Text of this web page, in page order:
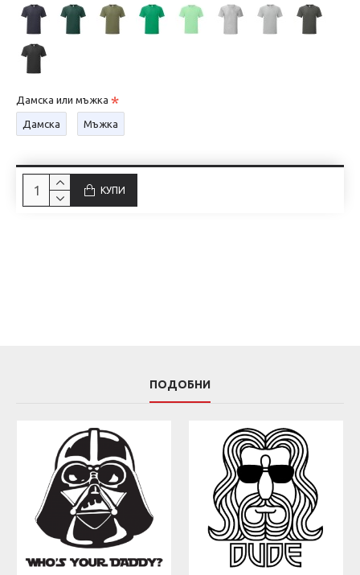
Дамска или мъжка
Дамска Мъжка
КУПИ
ПОДОБНИ